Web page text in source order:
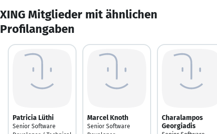
XING Mitglieder mit ähnlichen
Profilangaben
Patricia Lüthi
Senior Software
Marcel Knoth
Senior Software
Charalampos
Georgiadis